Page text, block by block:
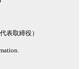
表取締役）